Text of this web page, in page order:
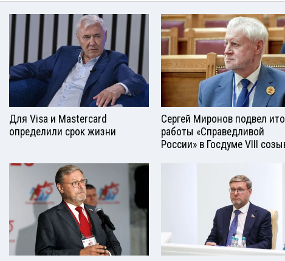
Для Visа и Mastercard
определили срок жизни
Сергей Миронов подвел
работы «Справедливой
России» в Госдуме VIII